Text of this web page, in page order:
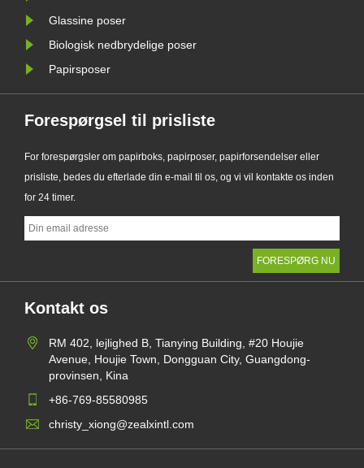
Glassine poser
Biologisk nedbrydelige poser
Papirsposer
Forespørgsel til prisliste
For forespørgsler om papirboks, papirposer, papirforsendelser eller
prisliste, bedes du efterlade din e-mail til os, og vi vil kontakte os inden
for 24 timer.
Kontakt os
RM 402, lejlighed B, Tianying Building, #20 Houjie
Avenue, Houjie Town, Dongguan City, Guangdong-
provinsen, Kina
+86-769-85580985
christy_xiong@zealxintl.com